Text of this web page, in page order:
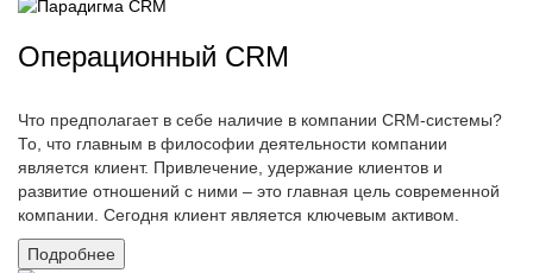
Операционный CRM
Что предполагает в себе наличие в компании CRM-системы?
То, что главным в философии деятельности компании
является клиент. Привлечение, удержание клиентов и
развитие отношений с ними – это главная цель современной
компании. Сегодня клиент является ключевым активом.
Подробнее